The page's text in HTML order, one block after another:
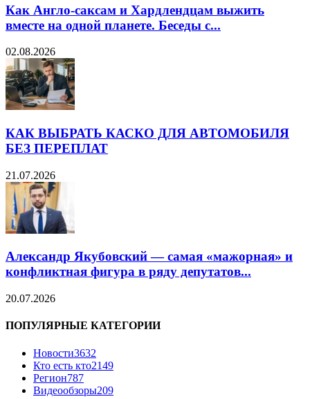
Как Англо-саксам и Хардлендцам выжить
вместе на одной планете. Беседы с...
02.08.2026
КАК ВЫБРАТЬ КАСКО ДЛЯ АВТОМОБИЛЯ
БЕЗ ПЕРЕПЛАТ
21.07.2026
Александр Якубовский — самая «мажорная» и
конфликтная фигура в ряду депутатов...
20.07.2026
ПОПУЛЯРНЫЕ КАТЕГОРИИ
Новости3632
Кто есть кто2149
Регион787
Видеообзоры209